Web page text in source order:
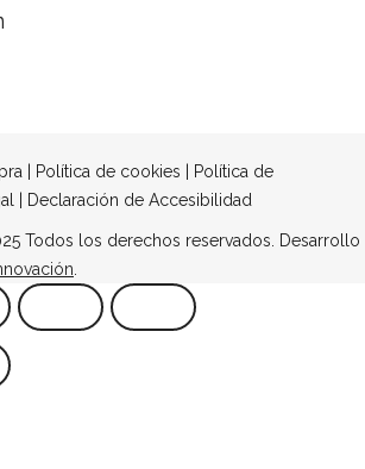
Política de cookies
Política de
Declaración de Accesibilidad
Todos los derechos reservados. Desarrollo
.